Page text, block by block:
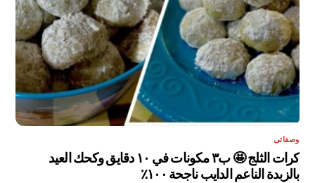
وصفاتى
كرات الثلج 🤩 ب٣ مكونات في ١٠ دقايق وكحك العيد
بالزبدة الناعم الدايب ناجحة ١٠٠٪